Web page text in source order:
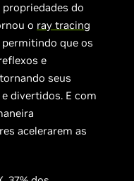
do
o ray tracing
permitindo que os
e
seus
divertidos. E com
acelerarem as